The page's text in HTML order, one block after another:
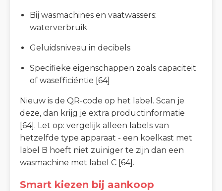
Bij wasmachines en vaatwassers:
waterverbruik
Geluidsniveau in decibels
Specifieke eigenschappen zoals capaciteit
of wasefficiëntie [64]
Nieuw is de QR-code op het label. Scan je
deze, dan krijg je extra productinformatie
[64]. Let op: vergelijk alleen labels van
hetzelfde type apparaat - een koelkast met
label B hoeft niet zuiniger te zijn dan een
wasmachine met label C [64].
Smart kiezen bij aankoop